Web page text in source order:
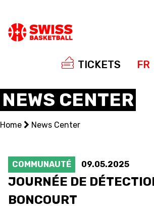
TICKETS FR
CENTRE NATIONAL
NATIONAL COMPETITIONS
NEWS CENTER
Home News Center
COMMUNAUTÉ 09.05.2025
JOURNÉE DE
BONCOURT